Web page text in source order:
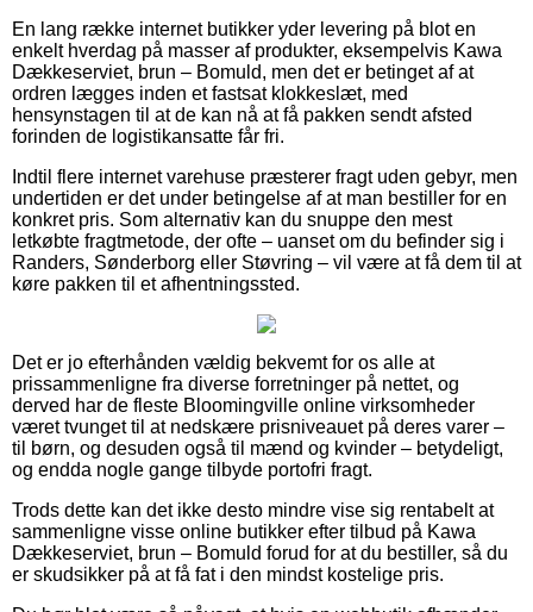
En lang række internet butikker yder levering på blot en
enkelt hverdag på masser af produkter, eksempelvis Kawa
Dækkeserviet, brun – Bomuld, men det er betinget af at
ordren lægges inden et fastsat klokkeslæt, med
hensynstagen til at de kan nå at få pakken sendt afsted
forinden de logistikansatte får fri.
Indtil flere internet varehuse præsterer fragt uden gebyr, men
undertiden er det under betingelse af at man bestiller for en
konkret pris. Som alternativ kan du snuppe den mest
letkøbte fragtmetode, der ofte – uanset om du befinder sig i
Randers, Sønderborg eller Støvring – vil være at få dem til at
køre pakken til et afhentningssted.
Det er jo efterhånden vældig bekvemt for os alle at
prissammenligne fra diverse forretninger på nettet, og
derved har de fleste Bloomingville online virksomheder
været tvunget til at nedskære prisniveauet på deres varer –
til børn, og desuden også til mænd og kvinder – betydeligt,
og endda nogle gange tilbyde portofri fragt.
Trods dette kan det ikke desto mindre vise sig rentabelt at
sammenligne visse online butikker efter tilbud på Kawa
Dækkeserviet, brun – Bomuld forud for at du bestiller, så du
er skudsikker på at få fat i den mindst kostelige pris.